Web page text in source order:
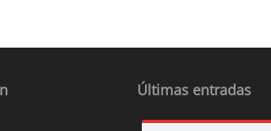
Últimas entradas